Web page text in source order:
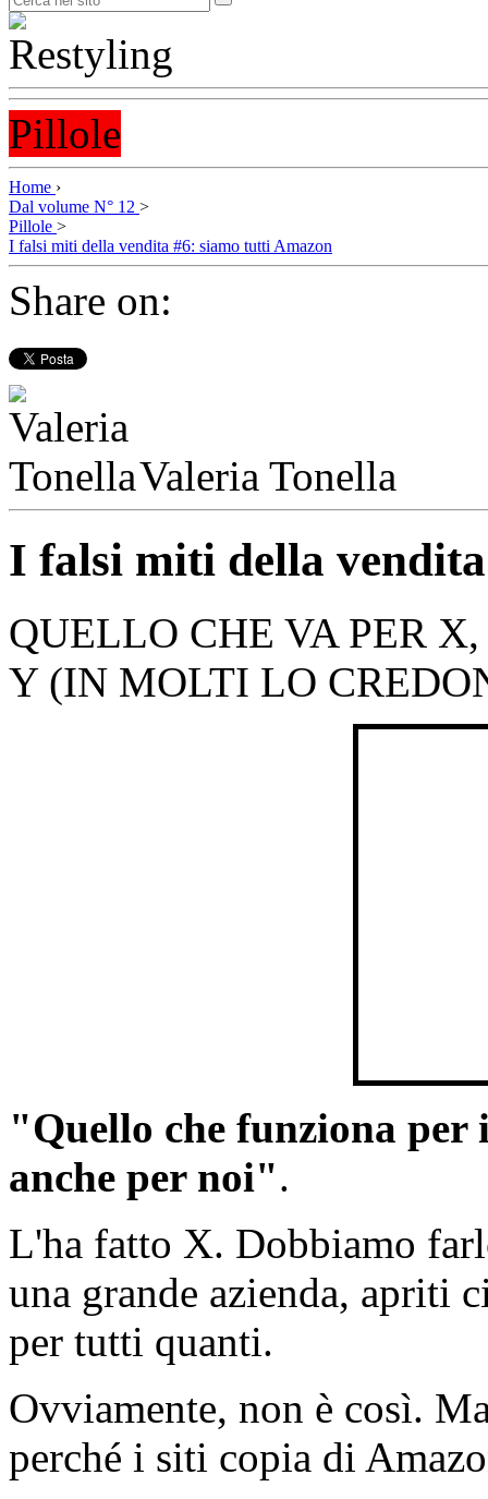
Pillole
Home ›
Dal volume N° 12 >
Pillole >
I falsi miti della vendita #6: siamo tutti Amazon
Share on:
Valeria Tonella
I falsi miti della
QUELLO CHE VA PER
Y (IN MOLTI LO
"Quello che funziona
anche per noi".
L'ha fatto X. Dobbiamo
una grande azienda, apriti
per tutti quanti.
Ovviamente, non è così.
perché i siti copia di